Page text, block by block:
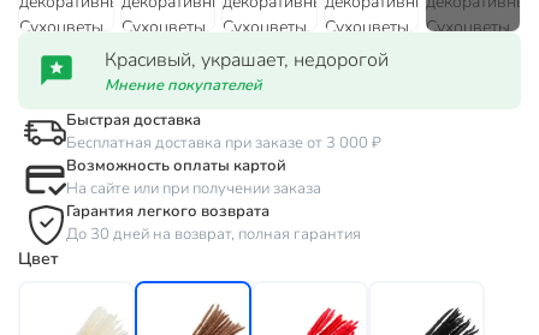
Красивый, украшает, недорогой
Мнение покупателей
Быстрая доставка
Бесплатная доставка при заказе от 3 000 ₽
Возможность оплаты картой
На сайте или при получении заказа
Гарантия легкого возврата
До 30 дней на возврат, полная гарантия
Цвет